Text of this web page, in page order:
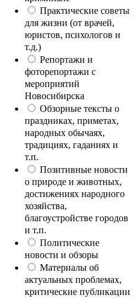
Практические советы
для жизни (от врачей,
юристов, психологов и
т.д.)
Репортажи и
фоторепортажи с
мероприятий
Новосибирска
Обзорные тексты о
праздниках, приметах,
народных обычаях,
традициях, гаданиях и
т.п.
Позитивные новости
о природе и животных,
достижениях народного
хозяйства,
благоустройстве городов
и т.п.
Политические
новости и обзоры
Материалы об
актуальных проблемах,
критические публикации